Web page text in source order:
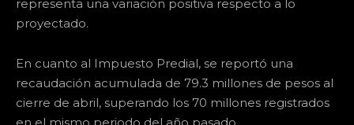
representa una variación positiva respecto a lo
proyectado.
En cuanto al Impuesto Predial, se reportó una
recaudación acumulada de 79.3 millones de pesos al
cierre de abril, superando los 70 millones registrados